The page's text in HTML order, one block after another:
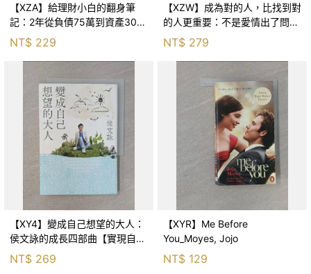
【XZA】給理財小白的翻身筆
記：2年從負債75萬到資產300
萬，ETF讓我走在財務自由路上_
鐵蛋
NT$ 229
【XZW】成為對的人，比找到對
的人更重要：不是愛情出了問
題，而是認知需要升級！_Mr. P
NT$ 279
【XY4】變成自己想望的大人：
侯文詠的成長四部曲【實現自
己】_侯文詠
NT$ 269
【XYR】Me Before
You_Moyes, Jojo
NT$ 129